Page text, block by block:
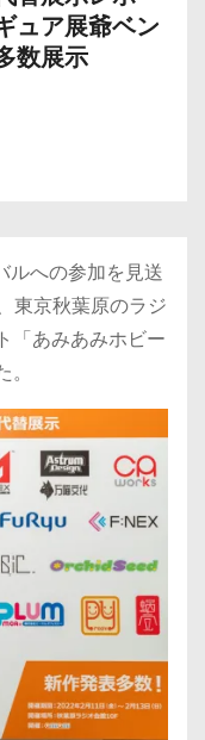
ュア展爺ベン
数展示
ルへの参加を見送
東京秋葉原のラジ
「あみあみホビー